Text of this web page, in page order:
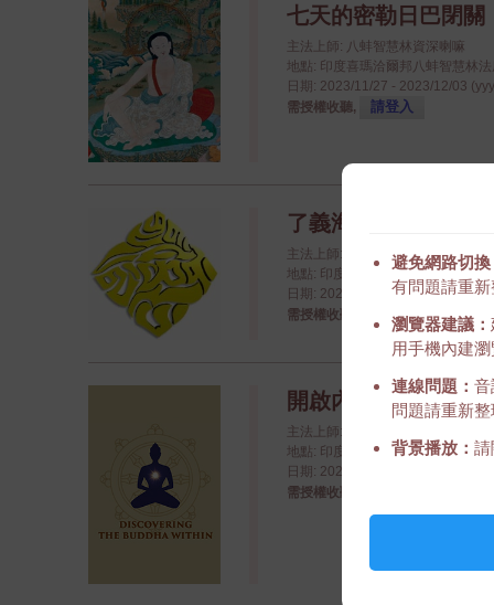
七天的密勒日巴閉關
主法上師: 八蚌智慧林資深喇嘛
地點: 印度喜瑪洽爾邦八蚌智慧林
日期: 2023/11/27 - 2023/12/03
需授權收聽,
請登入
了義海大手印傳授
主法上師: 金剛持第十二世慈尊廣
地點: 印度德里: The Leela
日期: 2024/04/01 - 2024/04/07
需授權收聽,
請登入
開啟內在之佛 - 第 2
主法上師: 崇敬的詠給明就仁波
地點: 印度喜瑪洽爾邦八蚌智慧林
日期: 2024/03/22 - 2024/03/25
需授權收聽,
避免網路切換
有問題請重
瀏覽器建議：
用手機內建
連線問題： 音
問題請重新
背景播放： 請